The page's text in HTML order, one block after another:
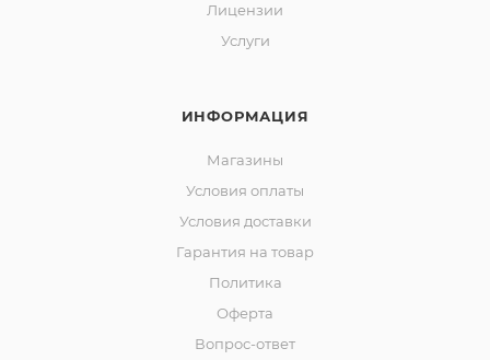
Лицензии
Услуги
ИНФОРМАЦИЯ
Магазины
Условия оплаты
Условия доставки
Гарантия на товар
Политика
Оферта
Вопрос-ответ